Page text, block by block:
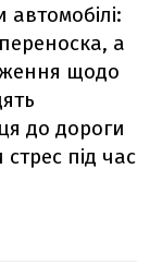
автомобілі:
а
щодо
до дороги
під час